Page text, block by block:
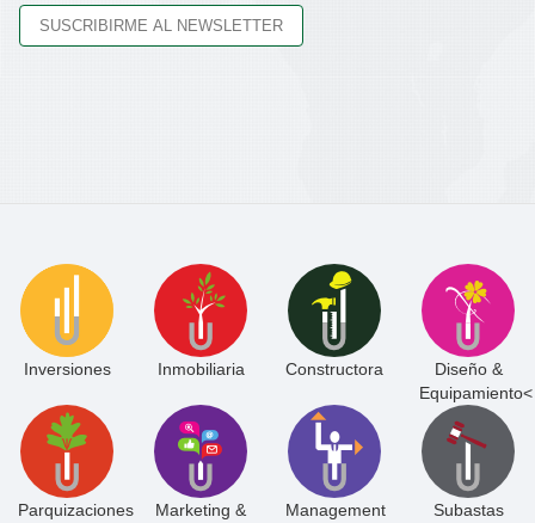
Inversiones Inmobiliaria Constructora
Diseño &
Equipamiento<
Parquizaciones
Marketing &
Management
Subastas